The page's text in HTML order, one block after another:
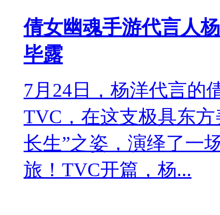
倩女幽魂手游代言人
毕露
7月24日，杨洋代言的
TVC，在这支极具东
长生”之姿，演绎了一
旅！TVC开篇，杨...